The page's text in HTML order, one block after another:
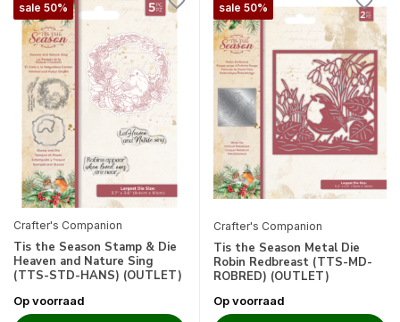
sale 50%
Crafter's Companion
Tis the Season Stamp & Die
Heaven and Nature Sing
(TTS-STD-HANS) (OUTLET)
Op voorraad
sale 50%
Crafter's Companion
Tis the Season Metal Die
Robin Redbreast (TTS-MD-
ROBRED) (OUTLET)
Op voorraad